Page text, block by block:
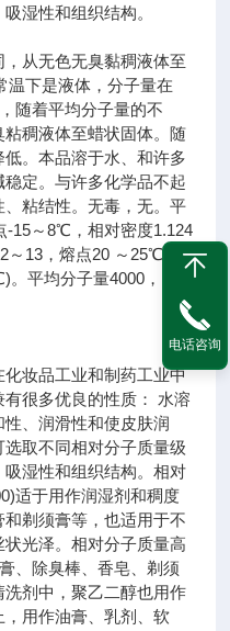
湿性和组织结构。
从无色无臭黏稠液体至
温下是液体，分子量在
随着平均分子量的不
稠液体至蜡状固体。随
。本品溶于水、和许多
定。与许多化学品不起
粘结性。无毒，无。平
-15～8℃，相对密度1.124
～13，熔点20 ～25℃，
平均分子量4000，
妆品工业和制药工业中
很多优良的性质： 水溶
、润滑性和使皮肤润
取不同相对分子质量级
湿性和组织结构。相对
适于用作润湿剂和稠度
剃须膏等，也适用于不
光泽。相对分子质量高
、除臭棒、香皂、剃须
剂中，聚乙二醇也用作
用作油膏、乳剂、软
电话咨询